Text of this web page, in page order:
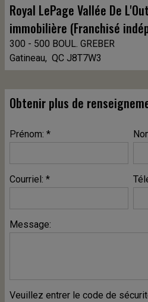
Royal LePage Vallée De
immobilière (Franchisé
300 - 500 BOUL. GREBER
Gatineau, QC J8T7W3
Obtenir plus de
Prénom: *
Courriel: *
Message:
Veuillez entrer le code de